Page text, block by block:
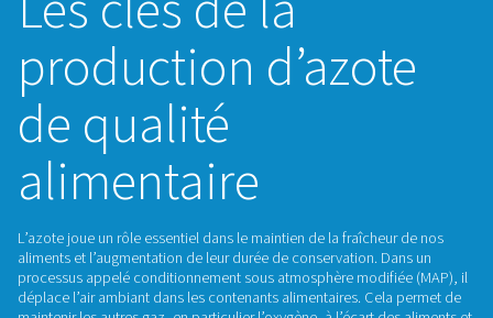
Les clés de la
production
de qualité
alimentaire